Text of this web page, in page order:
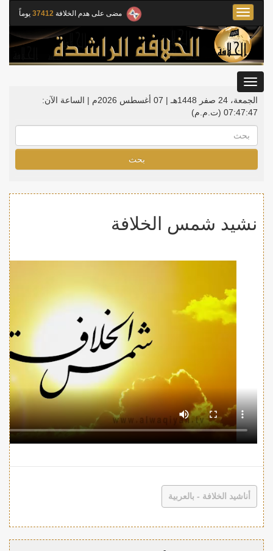
مضى على هدم الخلافة 37412 يوماً
Toggle
navigation
الجمعة، 24 صفر 1448هـ | 07 أغسطس 2026م |
الساعة الآن:
07:47:47 (ت.م.م)
بحث
نشيد شمس الخلافة
أناشيد الخلافة - بالعربية